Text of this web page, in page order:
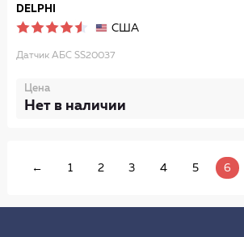
DELPHI
США
Датчик АБС SS20037
Цена
Нет в наличии
← 1 2 3 4 5 6